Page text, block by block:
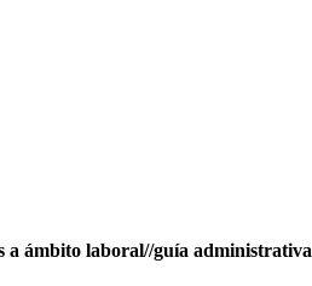
a ámbito laboral//guía administrativa